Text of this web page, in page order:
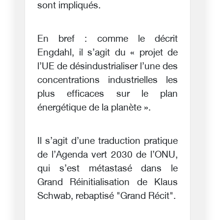
sont impliqués.
En bref : comme le décrit
Engdahl, il s’agit du « projet de
l’UE de désindustrialiser l’une des
concentrations industrielles les
plus efficaces sur le plan
énergétique de la planète ».
Il s’agit d’une traduction pratique
de l’Agenda vert 2030 de l’ONU,
qui s’est métastasé dans le
Grand Réinitialisation de Klaus
Schwab, rebaptisé "Grand Récit".